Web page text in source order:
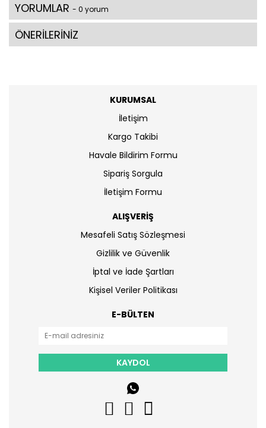
YORUMLAR - 0 yorum
ÖNERİLERİNİZ
KURUMSAL
İletişim
Kargo Takibi
Havale Bildirim Formu
Sipariş Sorgula
İletişim Formu
ALIŞVERİŞ
Mesafeli Satış Sözleşmesi
Gizlilik ve Güvenlik
İptal ve İade Şartları
Kişisel Veriler Politikası
E-BÜLTEN
KAYDOL